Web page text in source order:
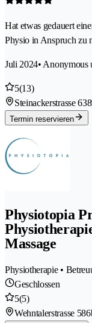
Hat etwas gedauert
Physio in Anspruch zu
Juli 2024• Anonymous
5(13)
Steinackerstrasse 63
Termin reservieren
Physiotopia
Massage
Physiotherapie •
Geschlossen
5(5)
Wehntalerstrasse